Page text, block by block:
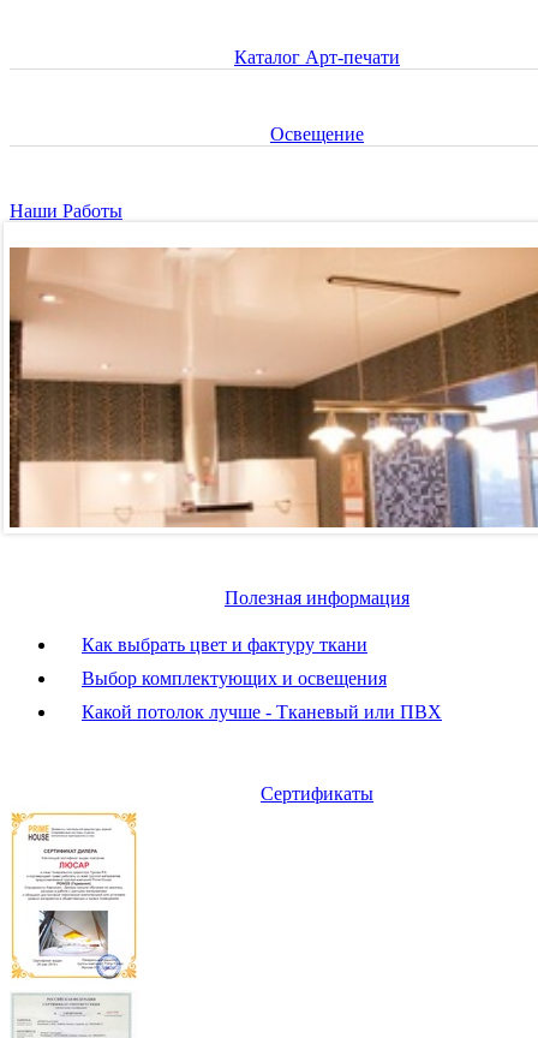
Каталог Арт-печати
Освещение
Наши Работы
Полезная информация
Как выбрать цвет и фактуру ткани
Выбор комплектующих и освещения
Какой потолок лучше - Тканевый или ПВХ
Сертификаты